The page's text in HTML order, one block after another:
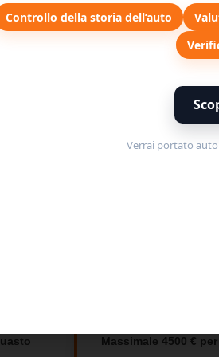
Massimale 4500 €
Controllo della storia dell’auto
Verrai portato